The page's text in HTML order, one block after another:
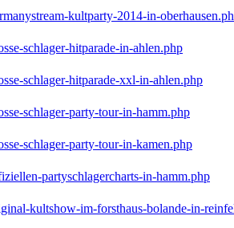
kultparty-2014-in-
schlager-hitparade-in-ahlen.php
schlager-hitparade-xxl-in-ahlen.php
schlager-party-tour-in-hamm.php
schlager-party-tour-in-kamen.php
partyschlagercharts-in-hamm.php
kultshow-im-forsthaus-bolande-in-